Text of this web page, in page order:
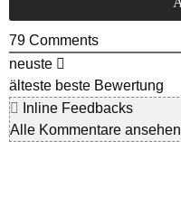
79 Comments
neuste
älteste beste Bewertung
Inline Feedbacks
Alle Kommentare ansehen